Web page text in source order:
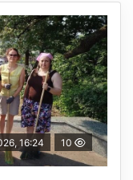
16:24 10